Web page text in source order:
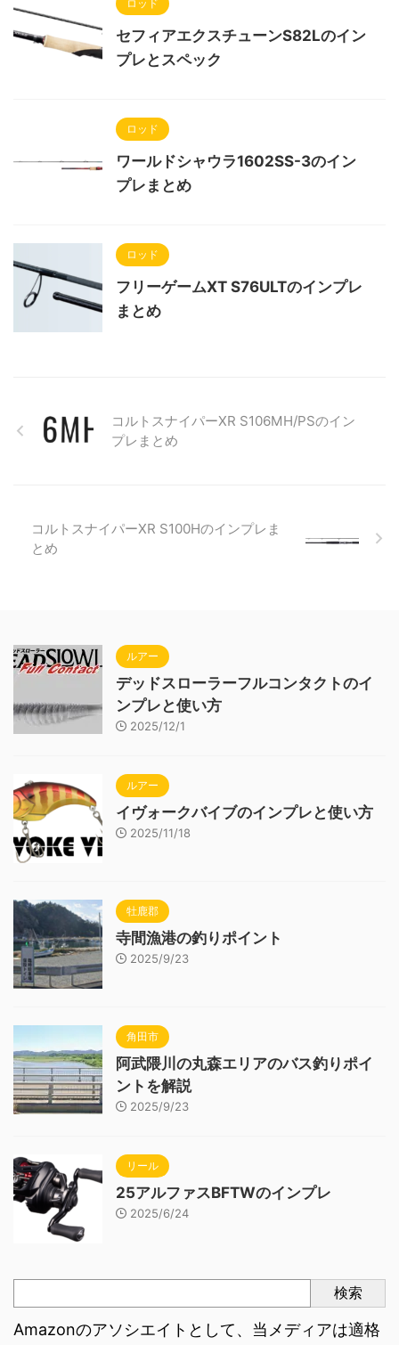
ロッド
セフィアエクスチューンS82Lのイン
プレとスペック
ロッド
ワールドシャウラ1602SS-3のイン
プレまとめ
ロッド
フリーゲームXT S76ULTのインプレ
まとめ
コルトスナイパーXR S106MH/PSのイン
プレまとめ
コルトスナイパーXR S100Hのインプレま
とめ
ルアー
デッドスローラーフルコンタクトのイ
ンプレと使い方
2025/12/1
ルアー
イヴォークバイブのインプレと使い方
2025/11/18
牡鹿郡
寺間漁港の釣りポイント
2025/9/23
角田市
阿武隈川の丸森エリアのバス釣りポイ
ントを解説
2025/9/23
リール
25アルファスBFTWのインプレ
2025/6/24
検索
Amazonのアソシエイトとして、当メディアは適格